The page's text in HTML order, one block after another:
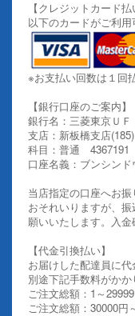
【クレジットカード払
以下のカードがご利用
※お支払い回数は１回
【銀行口座のご案内】
銀行名：三菱東京ＵＦ
支店：新板橋支店(185)
科目：普通 4367191
口座名義：ブンシン
当店指定の口座へお振
おそれいりますが、
願いいたします。入金
【代金引換払い】
お届けした配達員に代
別途下記手数料がかか
ご注文総額：1～
ご注文総額：30000円